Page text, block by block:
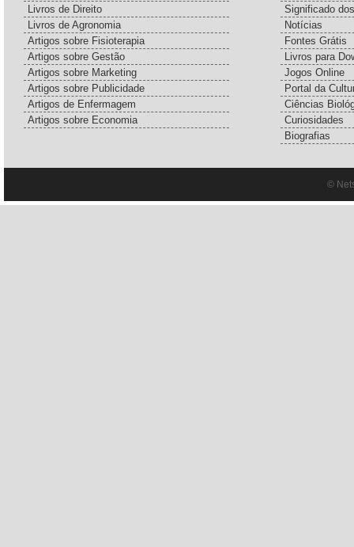
Livros de Direito
Livros de Agronomia
Artigos sobre Fisioterapia
Artigos sobre Gestão
Artigos sobre Marketing
Artigos sobre Publicidade
Artigos de Enfermagem
Artigos sobre Economia
Significado
Notícias
Fontes Grátis
Livros para
Jogos Online
Portal da
Ciências
Curiosidades
Biografias
©